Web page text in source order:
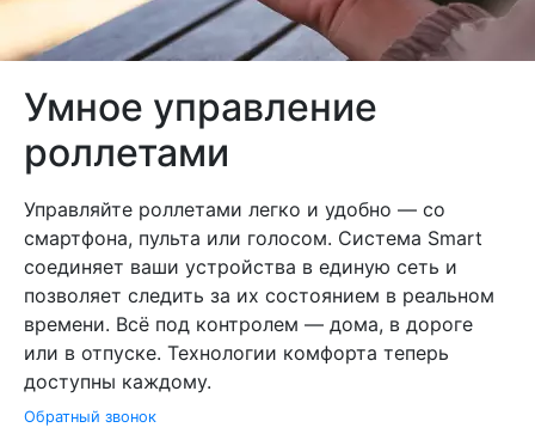
Умное управление
роллетами
Управляйте роллетами легко и удобно — со
смартфона, пульта или голосом. Система Smart
соединяет ваши устройства в единую сеть и
позволяет следить за их состоянием в реальном
времени. Всё под контролем — дома, в дороге
или в отпуске. Технологии комфорта теперь
доступны каждому.
Обратный звонок